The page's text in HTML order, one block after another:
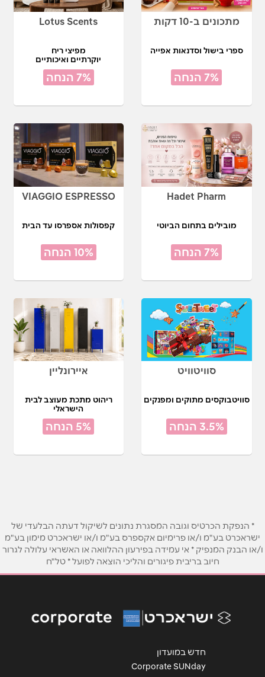
מתכונים ב-10 דקות
ספרי בישול וסדנאות אפייה
7% הנחה
Lotus Scents
מפיצי ריח
יוקרתיים ואיכותיים
7% הנחה
Hadet Pharm
מובילים בתחום הביוטי
7% הנחה
VIAGGIO ESPRESSO
קפסולות אספרסו עד הבית
10% הנחה
סוויטוויט
סוויטבוקסים מתוקים ומפנקים
3.5% הנחה
איירונליין
ריהוט מתכת מעוצב לבית
הישראלי
5% הנחה
* הנפקת הכרטיס וגובה המסגרת נתונים לשיקול דעתה הבלעדי של
ישראכרט בע"מ ו/או פרימיום אקספרס בע"מ ו/או ישראכרט מימון בע"מ
ו/או הבנק המנפיק * אי עמידה בפירעון ההלוואה או האשראי עלולה לגרור
חיוב בריבית פיגורים והליכי הוצאה לפועל * טל"ח
חדש במועדון
Corporate SUNday